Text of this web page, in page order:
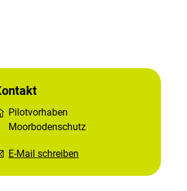
Pilotvorhaben
Moorbodenschutz
E-Mail schreiben